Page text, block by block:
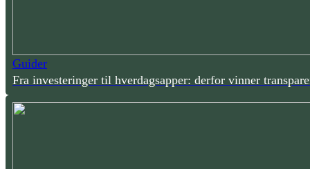
Guider
Fra investeringer til hverdagsapper: derfor vinner